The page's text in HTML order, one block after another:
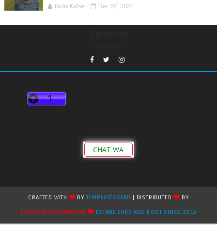
Bidik Kalsel Dec 07, 2022
CHAT WA
CRAFTED WITH BYTEMPLATESYARD | DISTRIBUTED
BY
TEMPLATES2909MMXXII
ESTABLISHED AND EXIST SINCE 2013